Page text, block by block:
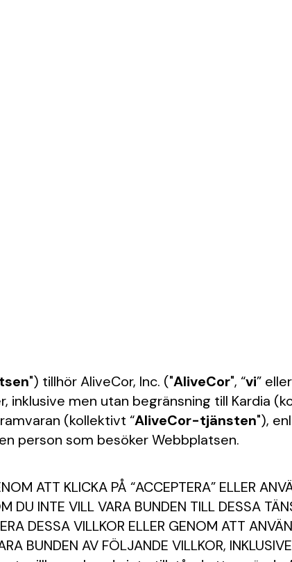
") tillhör AliveCor, Inc. ("AliveCor", “vi”
men utan begränsning till Kardia
(kollektivt “AliveCor-tjänsten"),
person som besöker Webbplatsen.
ATT KLICKA PÅ “ACCEPTERA” ELLER
DU INTE VILL VARA BUNDEN TILL DESSA
DESSA VILLKOR ELLER GENOM ATT
BUNDEN AV FÖLJANDE VILLKOR, INKLUSIVE